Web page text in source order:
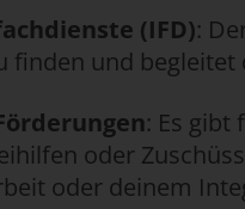
(IFD):
finden und
: Es gibt
oder
oder deinem